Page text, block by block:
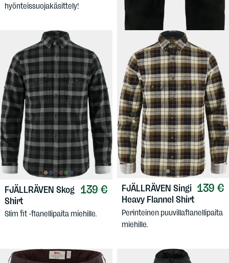
hyönteissuojakäsittely!
139 €
FJÄLLRÄVEN Skog
Shirt
Slim fit -flanellipaita miehille.
139 €
FJÄLLRÄVEN Singi
Heavy Flannel Shirt
Perinteinen puuvillaflanellipaita
miehille.